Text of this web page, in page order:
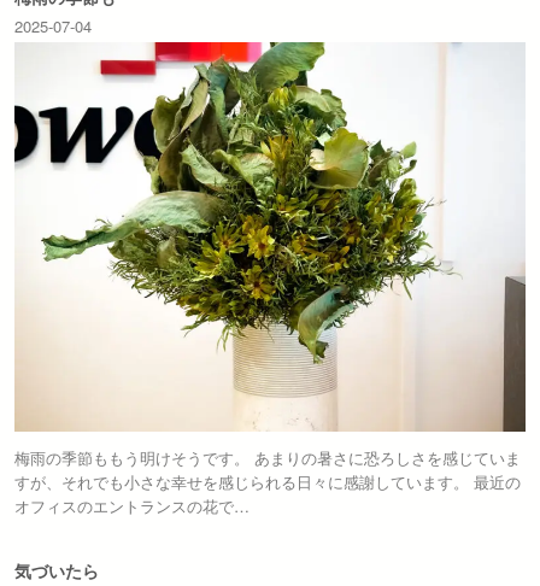
2025-07-04
梅雨の季節ももう明けそうです。 あまりの暑さに恐ろしさを感じていま
すが、それでも小さな幸せを感じられる日々に感謝しています。 最近の
オフィスのエントランスの花で…
気づいたら